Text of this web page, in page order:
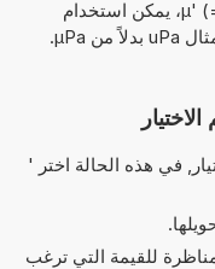
بدلاً من الحرف اليوناني 'µ' (= micro)، يمكن استخدام
في هذه الحالة اختر '
للقيمة التي ترغب